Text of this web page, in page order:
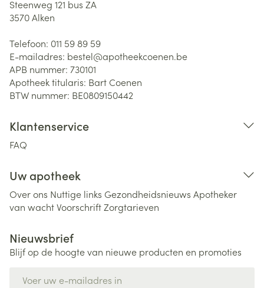
Steenweg 121 bus ZA
3570Alken
Telefoon: 011 59 89 59
E-mailadres: bestel@apotheekcoenen.be
APB nummer: 730101
Apotheek titularis: Bart Coenen
BTW nummer: BE0809150442
Klantenservice
FAQ
Uw apotheek
Over ons Nuttige links Gezondheidsnieuws Apotheker
van wachtVoorschriftZorgtarieven
Nieuwsbrief
Blijf op de hoogte van nieuwe producten en promoties